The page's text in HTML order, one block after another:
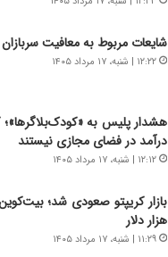
ا
ی
،
ه
گ
ه
شایعات مربوط به معافیت
۱۲:۲۲ | شنبه، ۱۷ مرداد ۱۴۰۵
هشدار پلیس به «کودک‌بلاگرها»؛
درآمد در فضای مجازی نیستند
۱۲:۱۲ | شنبه، ۱۷ مرداد ۱۴۰۵
هزار دلار
۱۱:۲۹ | شنبه، ۱۷ مرداد ۱۴۰۵